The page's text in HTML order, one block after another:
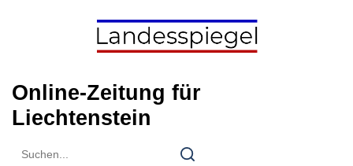
Online-Zeitung für
Liechtenstein
Search
Search